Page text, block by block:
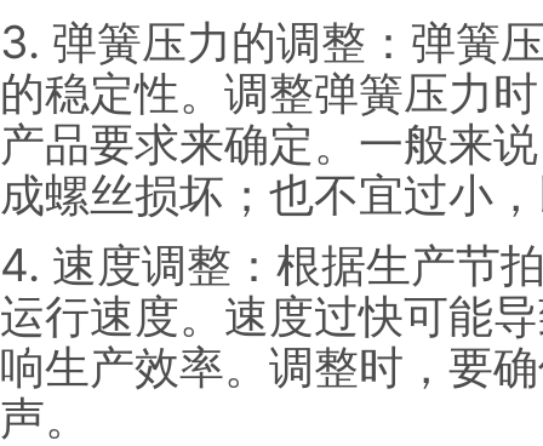
3. 弹簧压力的调整：弹簧
的稳定性。调整弹簧压力
产品要求来确定。一般来
成螺丝损坏；也不宜过小
4. 速度调整：根据生产节
运行速度。速度过快可能
响生产效率。调整时，要
声。